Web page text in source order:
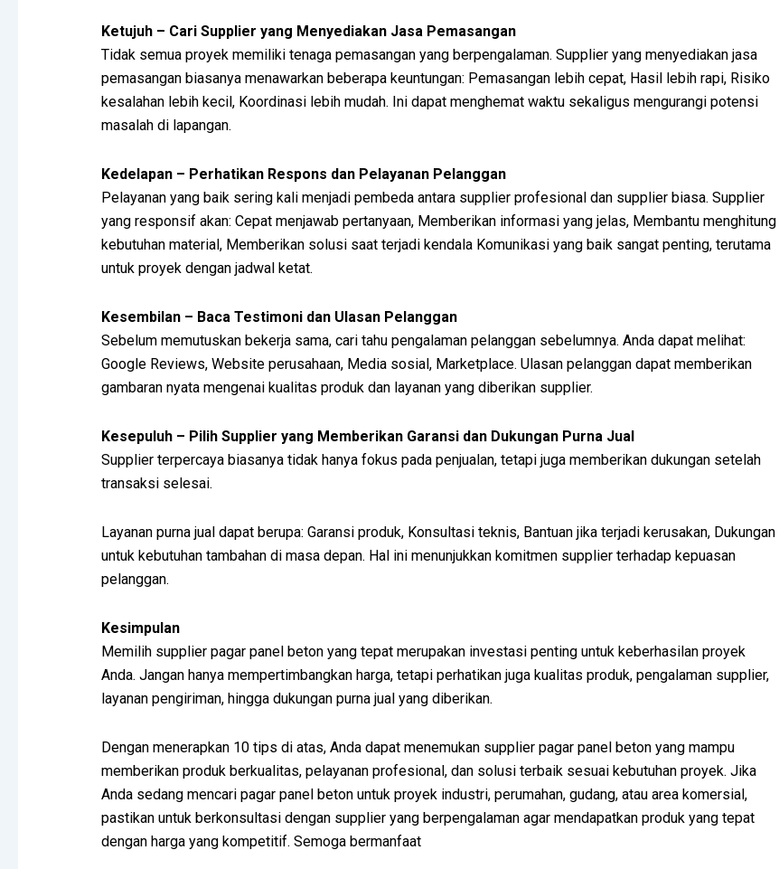
Ketujuh – Cari Supplier yang Menyediakan Jasa Pemasangan
Tidak semua proyek memiliki tenaga pemasangan yang berpengalaman. Supplier yang menyediakan jasa
pemasangan biasanya menawarkan beberapa keuntungan: Pemasangan lebih cepat, Hasil lebih rapi, Risiko
kesalahan lebih kecil, Koordinasi lebih mudah. Ini dapat menghemat waktu sekaligus mengurangi potensi
masalah di lapangan.
Kedelapan – Perhatikan Respons dan Pelayanan Pelanggan
Pelayanan yang baik sering kali menjadi pembeda antara supplier profesional dan supplier biasa. Supplier
yang responsif akan: Cepat menjawab pertanyaan, Memberikan informasi yang jelas, Membantu menghitung
kebutuhan material, Memberikan solusi saat terjadi kendala Komunikasi yang baik sangat penting, terutama
untuk proyek dengan jadwal ketat.
Kesembilan – Baca Testimoni dan Ulasan Pelanggan
Sebelum memutuskan bekerja sama, cari tahu pengalaman pelanggan sebelumnya. Anda dapat melihat:
Google Reviews, Website perusahaan, Media sosial, Marketplace. Ulasan pelanggan dapat memberikan
gambaran nyata mengenai kualitas produk dan layanan yang diberikan supplier.
Kesepuluh – Pilih Supplier yang Memberikan Garansi dan Dukungan Purna Jual
Supplier terpercaya biasanya tidak hanya fokus pada penjualan, tetapi juga memberikan dukungan setelah
transaksi selesai.
Layanan purna jual dapat berupa: Garansi produk, Konsultasi teknis, Bantuan jika terjadi kerusakan, Dukungan
untuk kebutuhan tambahan di masa depan. Hal ini menunjukkan komitmen supplier terhadap kepuasan
pelanggan.
Kesimpulan
Memilih supplier pagar panel beton yang tepat merupakan investasi penting untuk keberhasilan proyek
Anda. Jangan hanya mempertimbangkan harga, tetapi perhatikan juga kualitas produk, pengalaman supplier,
layanan pengiriman, hingga dukungan purna jual yang diberikan.
Dengan menerapkan 10 tips di atas, Anda dapat menemukan supplier pagar panel beton yang mampu
memberikan produk berkualitas, pelayanan profesional, dan solusi terbaik sesuai kebutuhan proyek. Jika
Anda sedang mencari pagar panel beton untuk proyek industri, perumahan, gudang, atau area komersial,
pastikan untuk berkonsultasi dengan supplier yang berpengalaman agar mendapatkan produk yang tepat
dengan harga yang kompetitif. Semoga bermanfaat